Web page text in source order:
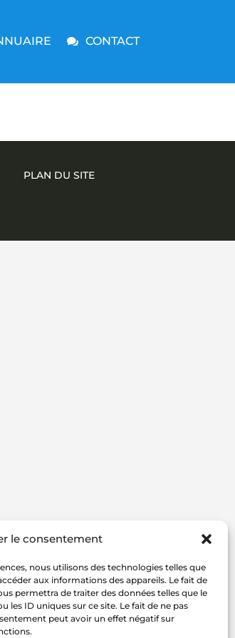
le consentement
nous utilisons des technologies telles que
aux informations des appareils. Le fait de
permettra de traiter des données telles que le
ID uniques sur ce site. Le fait de ne pas
peut avoir un effet négatif sur
CONTACT
PLAN DU SITE